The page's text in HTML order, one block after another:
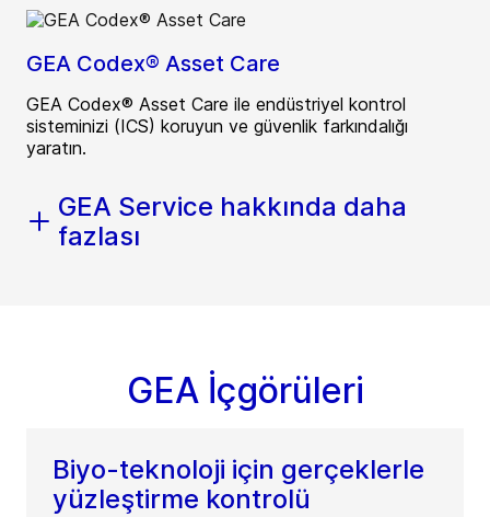
GEA Codex® Asset Care
GEA Codex® Asset Care ile endüstriyel kontrol
sisteminizi (ICS) koruyun ve güvenlik farkındalığı
yaratın.
GEA Service hakkında daha
fazlası
GEA İçgörüleri
Biyo-teknoloji için gerçeklerle
yüzleştirme kontrolü